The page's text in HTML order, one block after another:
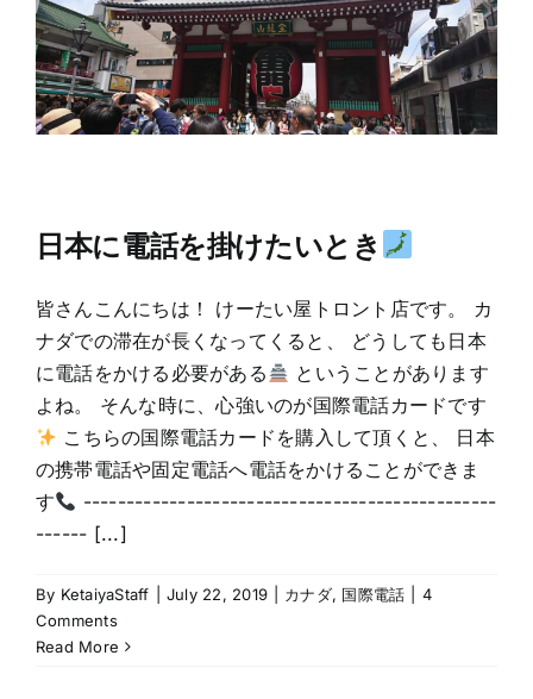
日本に電話を掛けたいとき
皆さんこんにちは！ けーたい屋トロント店です。 カ
ナダでの滞在が長くなってくると、 どうしても日本
に電話をかける必要がある
ということがあります
よね。 そんな時に、心強いのが国際電話カードです
こちらの国際電話カードを購入して頂くと、 日本
の携帯電話や固定電話へ電話をかけることができま
す
------------------------------------------------
------ [...]
By KetaiyaStaff July 22, 2019 カナダ, 国際電話
4
Comments
Read More